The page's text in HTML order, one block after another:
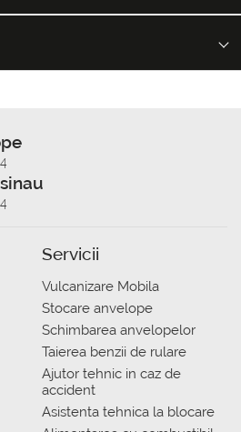
Servicii
Vulcanizare Mobila
Stocare anvelope
Schimbarea anvelopelor
Taierea benzii de rulare
Ajutor tehnic in caz de
accident
Asistenta tehnica la blocare